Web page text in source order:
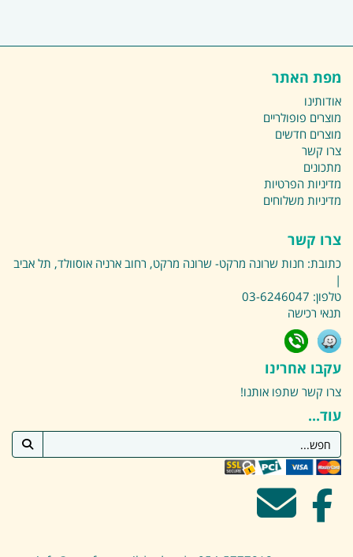
מפת האתר
אודותינו
מוצרים פופולריים
מוצרים חדשים
צרו קשר
מתכונים
מדיניות הפרטיות
מדיניות משלוחים
צרו קשר
כתובת: חנות שרונה מרקט- שרונה מרקט, רחוב ארניה אוסוולד, תל אביב
|
טלפון: 03-6246047
תנאי רכישה
עקבו אחרינו
צרו קשר שתפו אותנו!
עוד...